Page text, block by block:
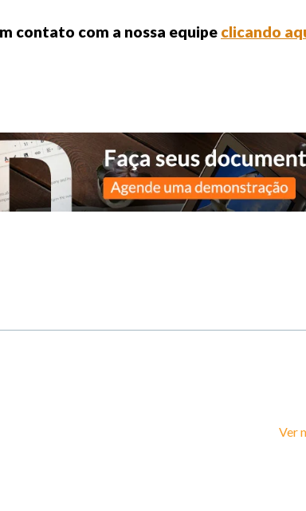
contato com a nossa equipe clicando
Ver